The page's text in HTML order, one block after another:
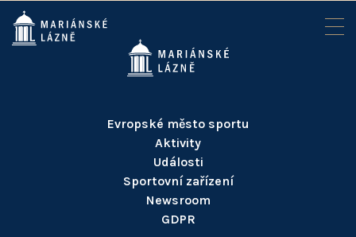
Evropské město sportu
Aktivity
Události
Sportovní zařízení
Newsroom
GDPR